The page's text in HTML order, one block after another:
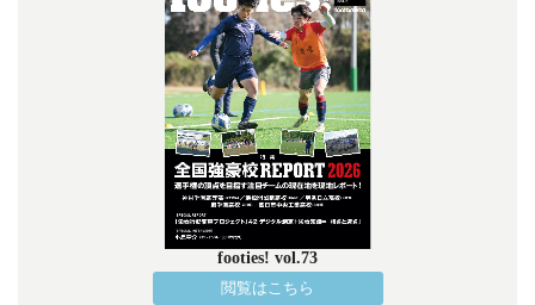
footies! vol.73
閲覧はこちら